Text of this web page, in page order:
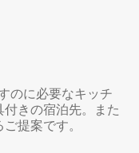
のに必要なキッチ
きの宿泊先。また
提案です。